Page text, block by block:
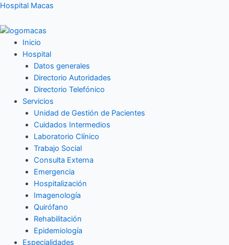
Ir
contenido
Hospital Macas
Inicio
Hospital
Datos generales
Directorio Autoridades
Directorio Telefónico
Servicios
Unidad de Gestión de Pacientes
Cuidados Intermedios
Laboratorio Clínico
Trabajo Social
Consulta Externa
Emergencia
Hospitalización
Imagenología
Quirófano
Rehabilitación
Epidemiología
Especialidades